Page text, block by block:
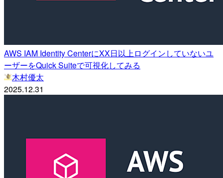
AWS IAM Identity CenterにXX日以上ログインしていないユ
ーザーをQuick Suiteで可視化してみる
木村優太
2025.12.31